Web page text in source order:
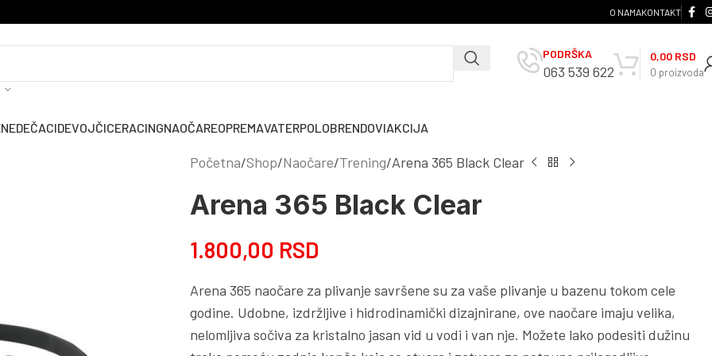
O NAMAKONTAKT
PODRŠKA
063 539 622 0 proizvoda
0,00 RSD
DEČACIDEVOJČICERACINGNAOČAREOPREMAVATERPOLOBRENDOVIAKCIJA
Početna Shop Naočare Trening Arena 365 Black Clear
Arena 365 Black Clear
1.800,00 RSD
Arena 365 naočare za plivanje savršene su za vaše plivanje u bazenu tokom cele
godine. Udobne, izdržljive i hidrodinamički dizajnirane, ove naočare imaju velika,
nelomljiva sočiva za kristalno jasan vid u vodi i van nje. Možete lako podesiti dužinu